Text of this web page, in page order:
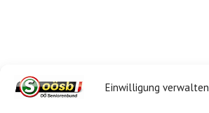
Einwilligung verwalten